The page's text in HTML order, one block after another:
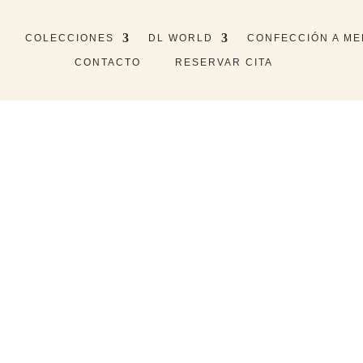
COLECCIONES DL WORLD CONFECCIÓN A
CONTACTO RESERVAR CITA